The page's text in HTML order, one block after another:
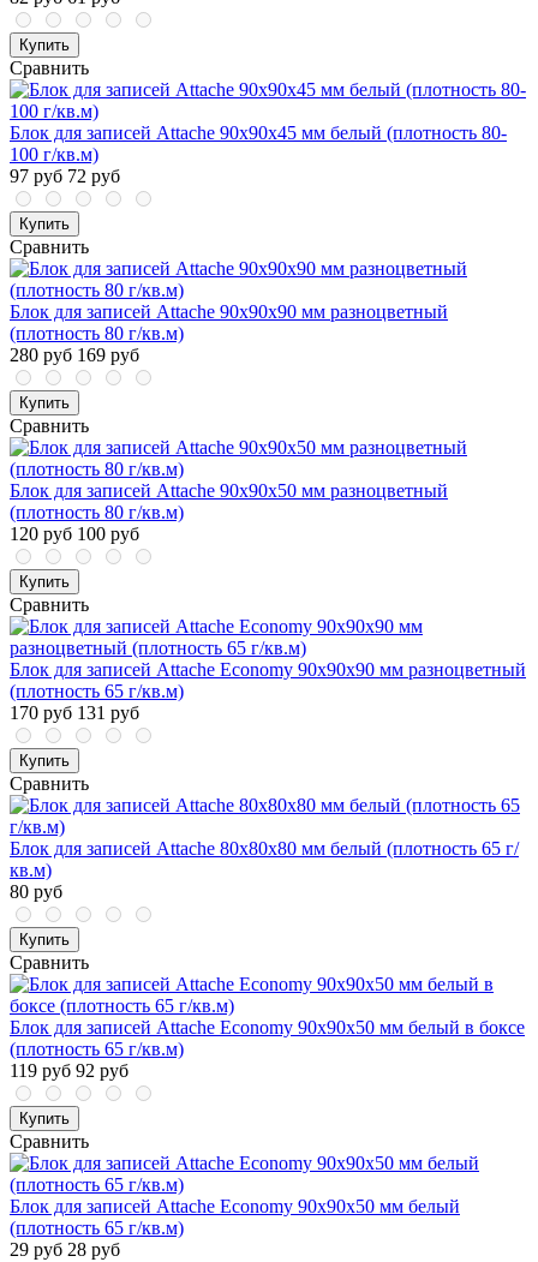
Купить
Сравнить
Блок для записей Attache 90x90x45 мм белый (плотность 80-
100 г/кв.м)
97 руб 72 руб
Купить
Сравнить
Блок для записей Attache 90x90x90 мм разноцветный
(плотность 80 г/кв.м)
280 руб 169 руб
Купить
Сравнить
Блок для записей Attache 90x90x50 мм разноцветный
(плотность 80 г/кв.м)
120 руб 100 руб
Купить
Сравнить
Блок для записей Attache Economy 90x90x90 мм разноцветный
(плотность 65 г/кв.м)
170 руб 131 руб
Купить
Сравнить
Блок для записей Attache 80x80x80 мм белый (плотность 65 г/
кв.м)
80 руб
Купить
Сравнить
Блок для записей Attache Economy 90x90x50 мм белый в боксе
(плотность 65 г/кв.м)
119 руб 92 руб
Купить
Сравнить
Блок для записей Attache Economy 90x90x50 мм белый
(плотность 65 г/кв.м)
29 руб 28 руб